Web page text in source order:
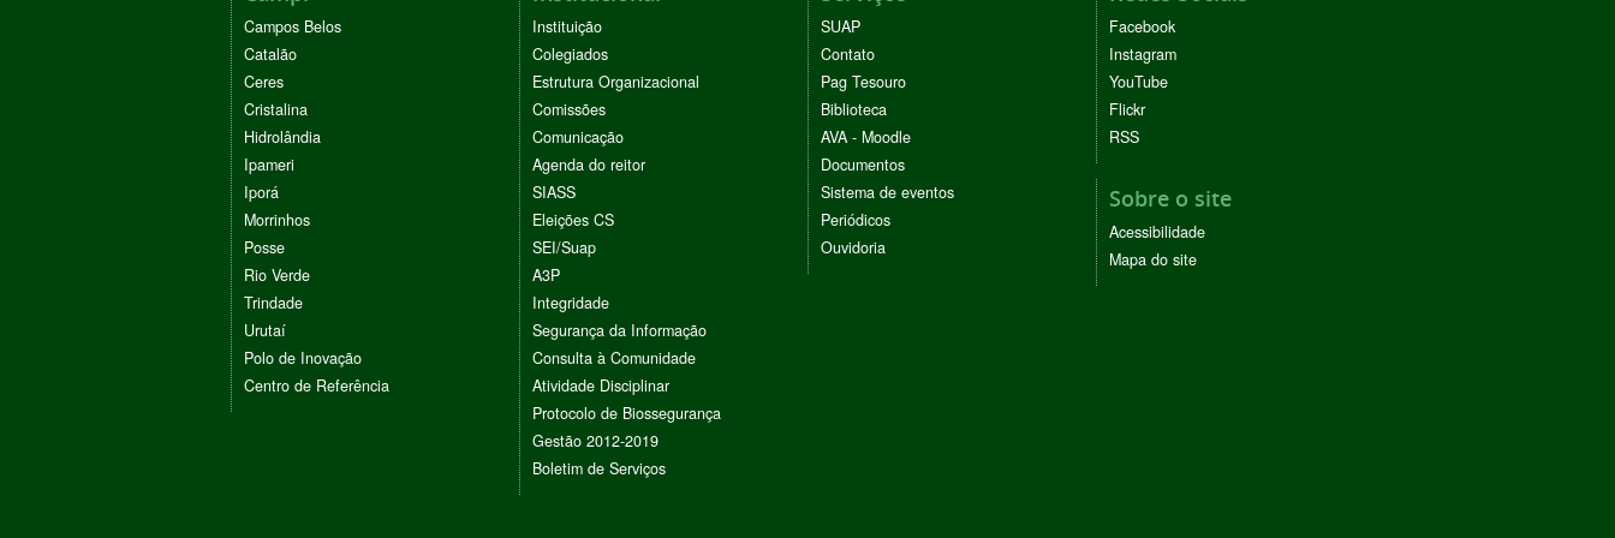
Campos Belos
Catalão
Ceres
Cristalina
Hidrolândia
Ipameri
Iporá
Morrinhos
Posse
Rio Verde
Trindade
Urutaí
Polo de Inovação
Centro de Referência
Instituição
Colegiados
Estrutura Organizacional
Comissões
Comunicação
Agenda do reitor
SIASS
Eleições CS
SEI/Suap
A3P
Integridade
Segurança da Informação
Consulta à Comunidade
Atividade Disciplinar
Protocolo de Biossegurança
Gestão 2012-2019
Boletim de Serviços
SUAP
Contato
Pag Tesouro
Biblioteca
AVA - Moodle
Documentos
Sistema de eventos
Periódicos
Ouvidoria
Facebook
Instagram
YouTube
Flickr
RSS
Sobre o site
Acessibilidade
Mapa do site